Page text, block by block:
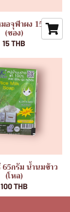
อจุฬาผง 15บาท
(ซอง)
15 THB
กรัม น้ำนมข้าว
(โหล)
100 THB